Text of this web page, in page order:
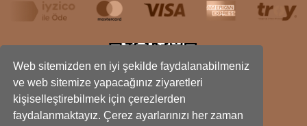
Web sitemizden en iyi şekilde faydalanabilmeniz
ve web sitemize yapacağınız ziyaretleri
kişiselleştirebilmek için çerezlerden
faydalanmaktayız. Çerez ayarlarınızı her zaman